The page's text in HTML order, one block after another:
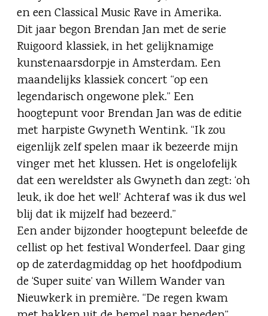
en een Classical Music Rave in Amerika.
Dit jaar begon Brendan Jan met de serie
Ruigoord klassiek, in het gelijknamige
kunstenaarsdorpje in Amsterdam. Een
maandelijks klassiek concert “op een
legendarisch ongewone plek.” Een
hoogtepunt voor Brendan Jan was de editie
met harpiste Gwyneth Wentink. “Ik zou
eigenlijk zelf spelen maar ik bezeerde mijn
vinger met het klussen. Het is ongelofelijk
dat een wereldster als Gwyneth dan zegt: ‘oh
leuk, ik doe het wel!’ Achteraf was ik dus wel
blij dat ik mijzelf had bezeerd.”
Een ander bijzonder hoogtepunt beleefde de
cellist op het festival Wonderfeel. Daar ging
op de zaterdagmiddag op het hoofdpodium
de ‘Super suite’ van Willem Wander van
Nieuwkerk in première. “De regen kwam